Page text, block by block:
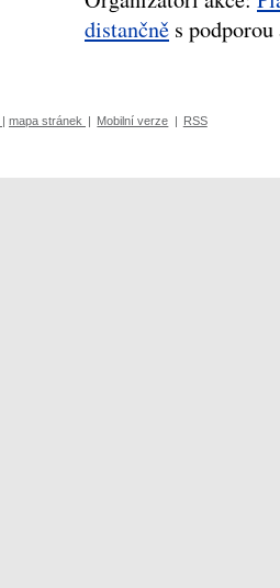
distančně s
| mapa stránek | Mobilní verze | RSS